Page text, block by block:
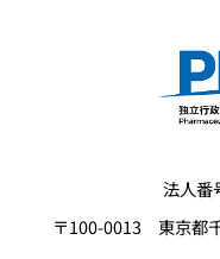
法人
〒100-0013 東京都